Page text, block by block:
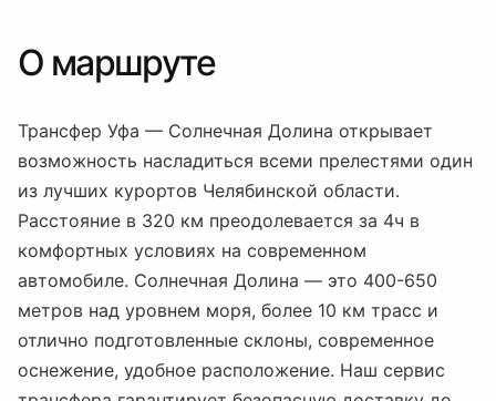
О маршруте
Трансфер Уфа — Солнечная Долина открывает
возможность насладиться всеми прелестями один
из лучших курортов Челябинской области.
Расстояние в 320 км преодолевается за 4ч в
комфортных условиях на современном
автомобиле. Солнечная Долина — это 400-650
метров над уровнем моря, более 10 км трасс и
отлично подготовленные склоны, современное
оснежение, удобное расположение. Наш сервис